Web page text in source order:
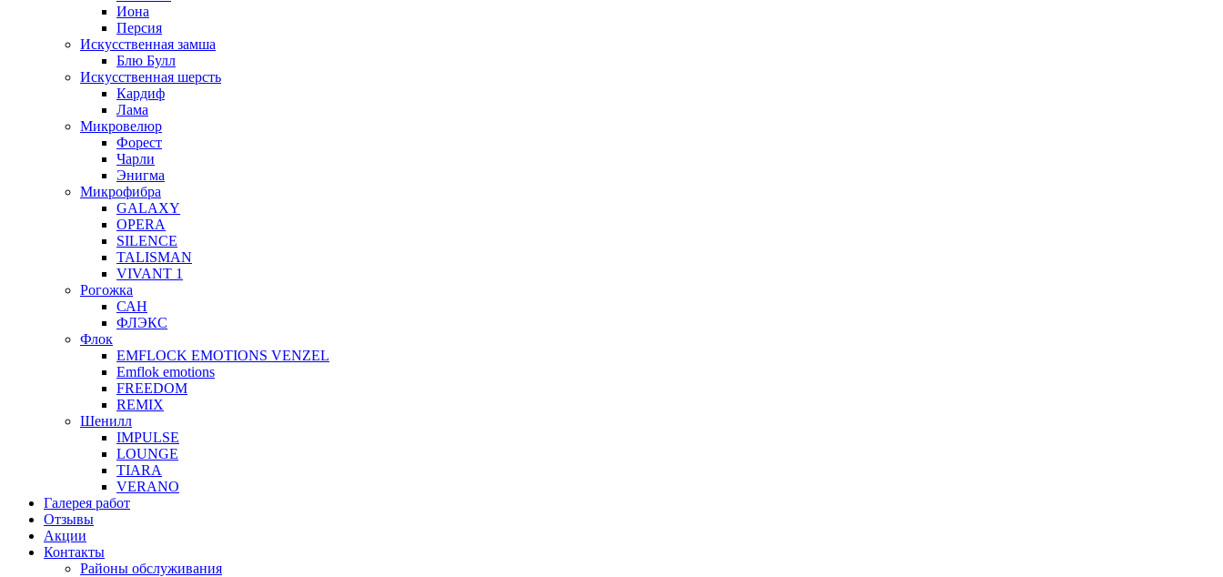
Иона
Персия
Искусственная замша
Блю Булл
Искусственная шерсть
Кардиф
Лама
Микровелюр
Форест
Чарли
Энигма
Микрофибра
GALAXY
OPERA
SILENCE
TALISMAN
VIVANT 1
Рогожка
САН
ФЛЭКС
Флок
EMFLOCK EMOTIONS VENZEL
Emflok emotions
FREEDOM
REMIX
Шенилл
IMPULSE
LOUNGE
TIARA
VERANO
Галерея работ
Отзывы
Акции
Контакты
Районы обслуживания